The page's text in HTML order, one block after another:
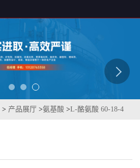
> 产品展厅 >氨基酸 >L-酪氨酸 60-18-4